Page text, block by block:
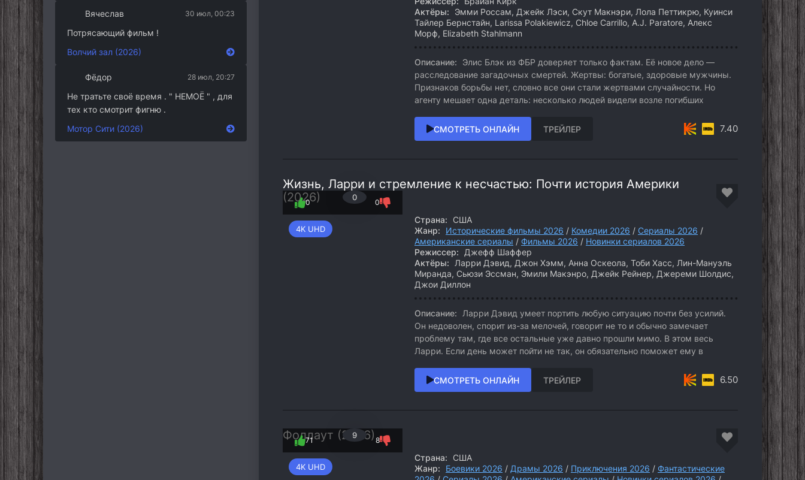
Актёры:
Эмми Россам, Джейк Лэси, Скут Макнэри, Лола Петтикрю, Куинси
Тайлер Бернстайн, Larissa Polakiewicz, Chloe Carrillo, A.J. Paratore, Алекс
Морф, Elizabeth Stahlmann
Описание:
Элис Блэк из ФБР доверяет только фактам. Её новое дело —
расследование загадочных смертей. Жертвы: богатые, здоровые мужчины.
Признаков борьбы нет, словно все они стали жертвами случайности. Но
агенту мешает одна деталь: несколько людей видели возле погибших
СМОТРЕТЬ ОНЛАЙН ТРЕЙЛЕР 7.40
Жизнь, Ларри и стремление к несчастью: Почти история Америки
(2026)
4K UHD
0
0 0
Страна:
США
Жанр:
Исторические фильмы 2026 / Комедии 2026 / Сериалы 2026 /
Американские сериалы / Фильмы 2026 / Новинки сериалов 2026
Режиссер:
Джефф Шаффер
Актёры:
Ларри Дэвид, Джон Хэмм, Анна Оскеола, Тоби Хасс, Лин-Мануэль
Миранда, Сьюзи Эссман, Эмили Макэнро, Джейк Рейнер, Джереми Шолдис,
Джои Диллон
Описание:
Ларри Дэвид умеет портить любую ситуацию почти без усилий.
Он недоволен, спорит из-за мелочей, говорит не то и обычно замечает
проблему там, где все остальные уже давно прошли мимо. В этом весь
Ларри. Если день может пойти не так, он обязательно поможет ему в
СМОТРЕТЬ ОНЛАЙН ТРЕЙЛЕР 6.50
Фоллаут (2026)
4K UHD
9
71 8
Страна:
США
Жанр:
Боевики 2026 / Драмы 2026 / Приключения 2026 / Фантастические
Вячеслав 30 июл, 00:23
Потрясающий фильм !
Волчий зал (2026)
Фёдор 28 июл, 20:27
Не тратьте своё время . " НЕМОЁ " , для
тех кто смотрит фигню .
Мотор Сити (2026)